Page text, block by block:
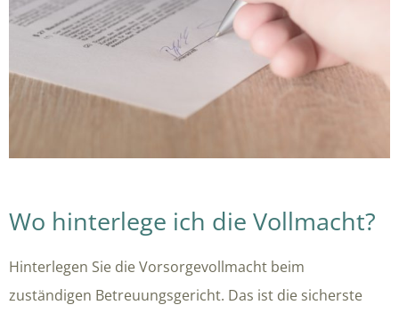
Wo hinterlege ich die Vollmacht?
Hinterlegen Sie die Vorsorgevollmacht beim
zuständigen Betreuungsgericht. Das ist die sicherste